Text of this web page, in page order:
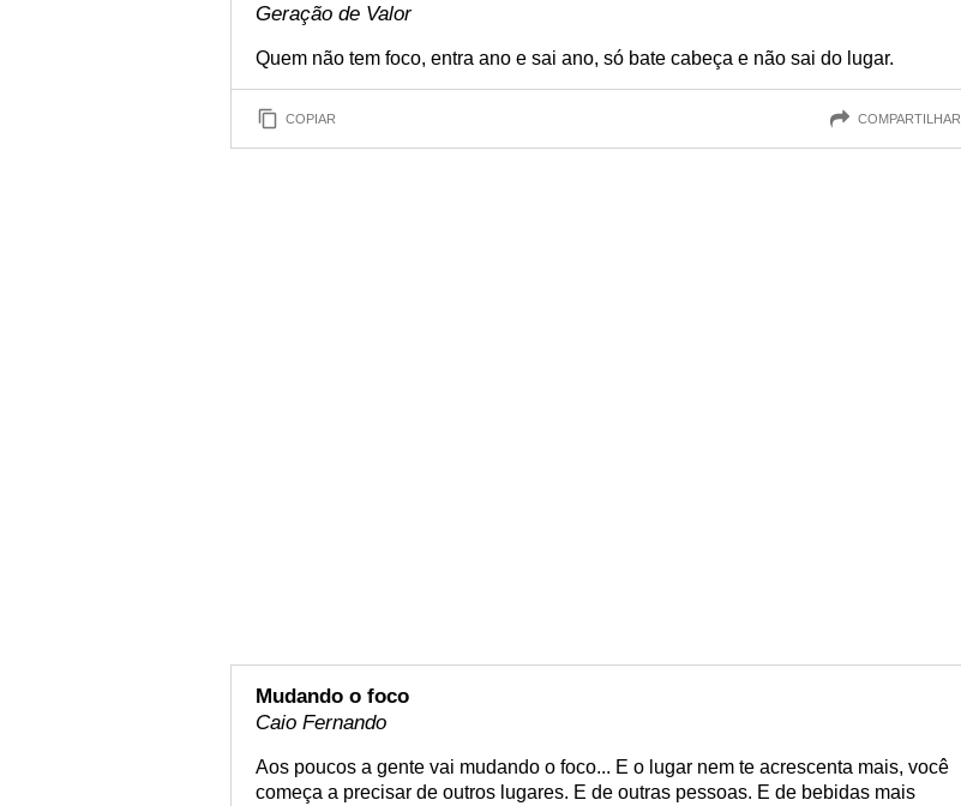
Geração de Valor
Quem não tem foco, entra ano e sai ano, só bate cabeça e não sai do lugar.
COPIAR COMPARTILHAR
Mudando o foco
Caio Fernando
Aos poucos a gente vai mudando o foco... E o lugar nem te acrescenta mais, você
começa a precisar de outros lugares. E de outras pessoas. E de bebidas mais